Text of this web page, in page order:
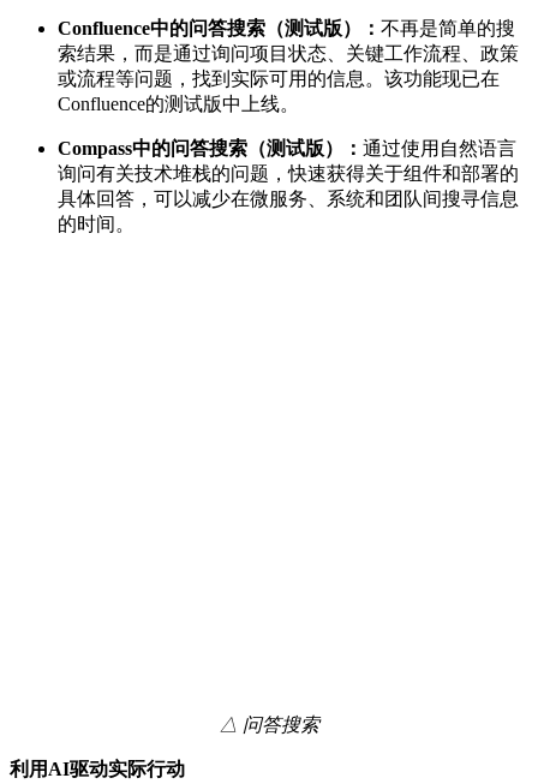
Confluence中的问答搜索（测试版）： 不再是简单的搜
索结果，而是通过询问项目状态、关键工作流程、政策
或流程等问题，找到实际可用的信息。该功能现已在
Confluence的测试版中上线。
Compass中的问答搜索（测试版）： 通过使用自然语言
询问有关技术堆栈的问题，快速获得关于组件和部署的
具体回答，可以减少在微服务、系统和团队间搜寻信息
的时间。
△ 问答搜索
利用AI驱动实际行动